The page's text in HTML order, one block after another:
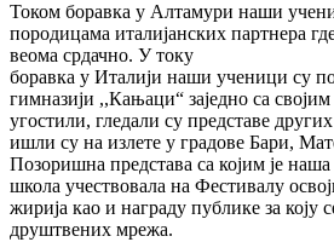
Током боравка у Алтамури наши
породицама италијанских партнера
веома срдачно. У току
боравка у Италији наши ученици су
гимназији ,,Кањаци“ заједно са
угостили, гледали су представе
ишли су на излете у градове Бари,
Позоришна представа са којим је наша
школа учествовала на Фестивалу
жирија као и награду публике за коју
друштвених мрежа.